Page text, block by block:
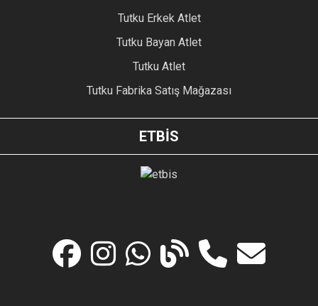
Tutku Erkek Atlet
Tutku Bayan Atlet
Tutku Atlet
Tutku Fabrika Satış Mağazası
ETBİS